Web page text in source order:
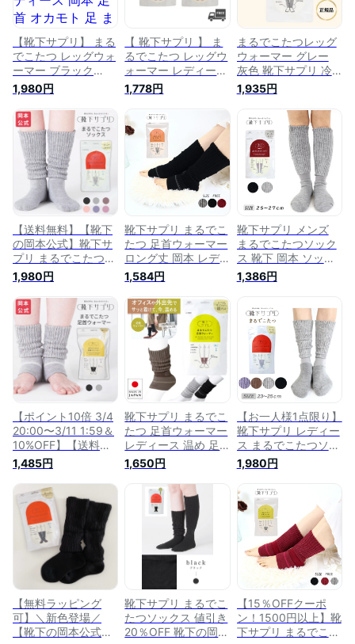
【靴下サプリ】 まる
でこたつ レッグウォ
ーマー ブラック
Free レディース 岡
本 足首 オカモト 足
まるでこたつ レッグ
ウォーマー あったか
靴下 冷え グッズ 冬
暖かい あったかグッ
ズ 冷房対策 防寒 冷
えとり ギフト こた
つ まるで こたつレ
ッグウォーマー あっ
たか 310
1,980円
【 靴下サプリ 】 ま
るでこたつ レッグウ
ォーマー レディース
(1足) │ 靴下の岡本
オカモト まるで こ
たつ レッグ 足 冷え
レッグウォーマー 暖
かい 保温 足 防寒 ひ
えとり 冷えとり 黒
グレー
1,778円
まるでこたつレッグ
ウォーマー グレー
灰色 靴下サプリ 冷
え対策 発熱 冷え取
り靴下 あったか 冷
え性グッズ 冬 暖か
い あったかグッズ
冷房対策 防寒 ひえ
とり 冷えとり ギフ
ト こたつ まるで こ
たつレッグウォーマ
ー あったか まるで
コタツ
1,935円
【送料無料】【靴下
の岡本公式】靴下サ
プリ まるでこたつソ
ックス |靴下 レディ
ース ソックス 足 ま
るでこたつ あったか
靴下 あったか 暖か
い 冷え取り あった
かグッズ ルームソッ
クス あったかい靴下
あったかソックス ぽ
かぽか冷えとり こた
つ まるで こたつソ
ックス
1,980円
靴下サプリ まるでこ
たつ 足首ウォーマー
ロング丈 岡本 レデ
ィース メンズ 温め
オカモト レッグウォ
ーマー 足首ウォーマ
ー 冷えとり 冬 暖か
い レッグ 冷房対策
保温 ウオーマー ぽ
かぽか オカモト靴下
足首の冷え 防寒 厚
手 プレゼント ギフ
ト 送料無料
1,584円
靴下サプリ メンズ
まるでこたつソック
ス 靴下 岡本 ソック
ス 温め オカモト 足
あったか靴下 暖かい
かグッズ 冷房対策
保温 ルームソックス
ぽかぽか ひえとり
メンズ靴下 足首の冷
え 防寒 厚手 プレゼ
ント ギフト 送料無
料
1,386円
【ポイント10倍 3/4
20:00〜3/11 1:59＆
10%OFF】【送料無
料】【靴下の岡本公
式】靴下サプリ まる
でこたつ レディース
足首ウォーマー | 岡
本 レディース 温め
足 まるでこたつ レ
ッグウォーマー 足首
ウォーマー あったか
冷えとり 冬 暖かい
レッグ 保温 ウオー
マー
1,485円
靴下サプリ まるでこ
たつ 足首ウォーマー
レディース 温め 足
まるでこたつ レッグ
ウォーマー あったか
冷えとり 冬 暖かい
レッグ 冷房対策 保
温 ウオーマー 足首
の冷え 防寒 プレゼ
ント ギフト こたつ
まるで こたつ足首ウ
1,650円
【お一人様1点限り】
靴下サプリ レディー
ス まるでこたつソッ
クス 靴下 岡本 ソッ
クス 温め オカモト
足 あったか靴下 暖
かい 冷え取り 冬 あ
ったかグッズ 冷房対
策 保温 ルームソッ
クス ぽかぽか ひえ
とり 足首の冷え 防
寒 厚手 プレゼント
ギフト
1,980円
【無料ラッピング
可】＼新色登場／
【靴下の岡本公式】
靴下サプリ まるでこ
たつソックス 値引き
20％OFF 靴下の岡
【15％OFFクーポ
ン！1500円以上】靴
下サプリ まるでこた